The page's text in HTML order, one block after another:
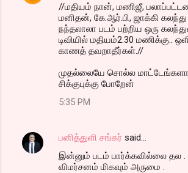
//மதியம் நான், மணிஜீ,
மனிதன், கே.ஆர்.பி, ஜாக்கி
நந்தலாலா படம் பற்றிய ஒரு
டிவியில் மதியம்2.30 மணிக்கு..
காணத் தவறாதீர்கள்.//
முதல்லையே சொல்ல
சிக்குபுக்கு போறேன்
5:35 PM
பனித்துளி சங்கர் said…
இன்னும் படம் பார்க்கவில்லை தல
விமர்சனம் மிகவும் அருமை .